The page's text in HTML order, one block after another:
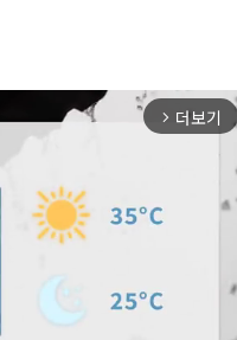
arrow_forward_ios 더보기